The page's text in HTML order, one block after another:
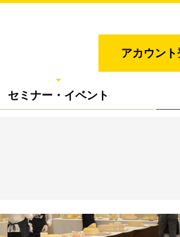
アカウント
セミナー・イベント